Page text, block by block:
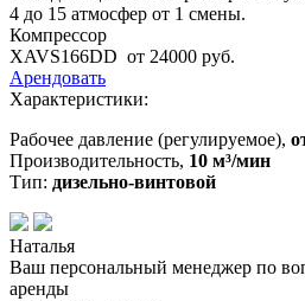
4 до 15 атмосфер от 1 смены.
Компрессор
XAVS166DD от 24000 руб.
Арендовать
Характеристики:
Рабочее давление (регулируемое),
Производительность, 10 м³/мин
Тип: дизельно-винтовой
Наталья
Ваш персональный менеджер по
аренды